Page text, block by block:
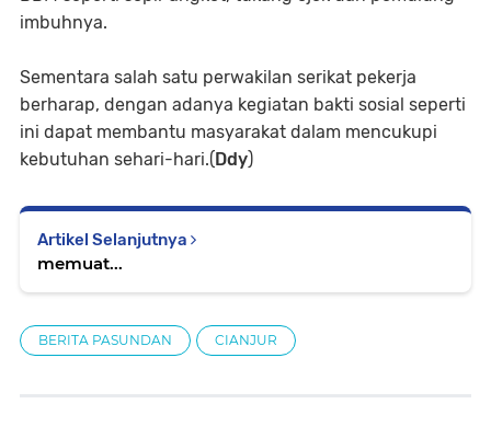
imbuhnya.
Sementara salah satu perwakilan serikat pekerja
berharap, dengan adanya kegiatan bakti sosial seperti
ini dapat membantu masyarakat dalam mencukupi
kebutuhan sehari-hari.( Ddy)
Artikel Selanjutnya
memuat...
BERITA PASUNDAN CIANJUR